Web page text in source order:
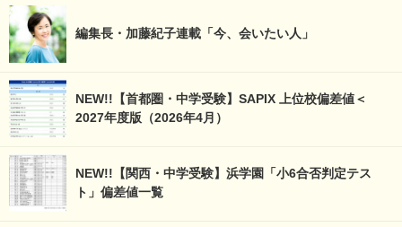
編集長・加藤紀子連載「今、会いたい人」
NEW!!【首都圏・中学受験】SAPIX 上位校偏差値＜
2027年度版（2026年4月）
NEW!!【関西・中学受験】浜学園「小6合否判定テス
ト」偏差値一覧